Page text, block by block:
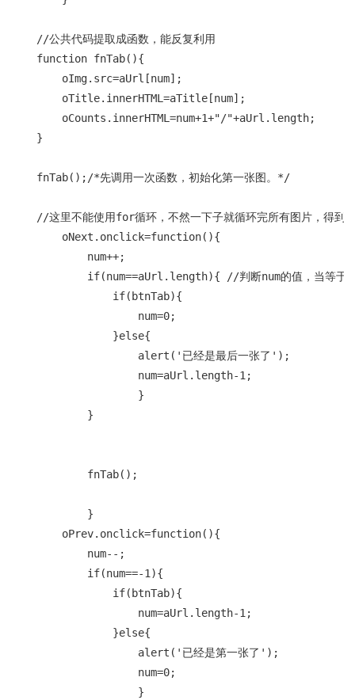
//公共代码提取成函数，能反复利用
function fnTab(){
oImg.src=aUrl[num];
oTitle.innerHTML=aTitle[num];
oCounts.innerHTML=num+1+"/"+aUrl.length;
}
fnTab();/*先调用一次函数，初始化第一张图。*/
//这里不能使用for循环，不然一下子就循环完所有图片，得到图
oNext.onclick=function(){
num++;
if(num==aUrl.length){ //判断num的值，当等于数组长度的
if(btnTab){
num=0;
}else{
alert('已经是最后一张了');
num=aUrl.length-1;
}
}
fnTab();
}
oPrev.onclick=function(){
num--;
if(num==-1){
if(btnTab){
num=aUrl.length-1;
}else{
alert('已经是第一张了');
num=0;
}